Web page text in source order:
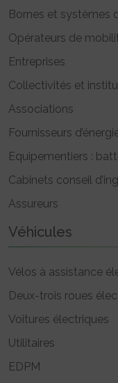
Bornes et systèmes
Opérateurs de
Entreprises
Collectivités et
Associations
Fournisseurs
Equipementiers :
Cabinets conseil
Assureurs
Véhicules
Vélos à assistance
Deux-trois roues
Voitures électriques
Utilitaires
EDPM